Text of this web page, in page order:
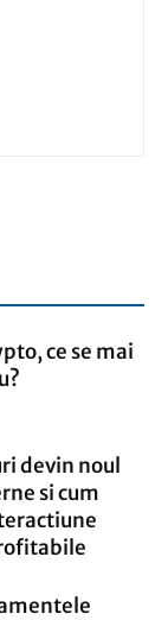
ce se mai
devin noul
si cum